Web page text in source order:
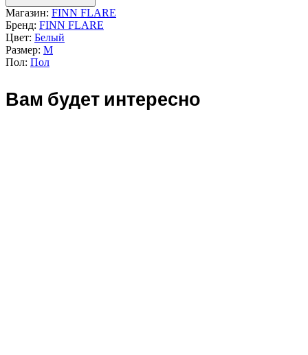
Магазин: FINN FLARE
Бренд: FINN FLARE
Цвет: Белый
Размер: M
Пол: Пол
Вам будет интересно